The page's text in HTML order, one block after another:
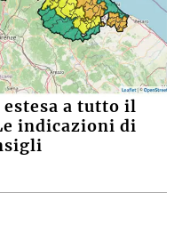
a tutto il
indicazioni di